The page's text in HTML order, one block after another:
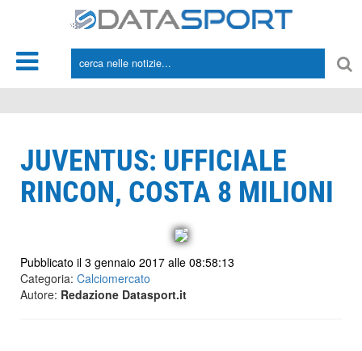
JUVENTUS: UFFICIALE
RINCON, COSTA 8 MILIONI
Pubblicato il 3 gennaio 2017 alle 08:58:13
Categoria: Calciomercato
Autore: Redazione Datasport.it